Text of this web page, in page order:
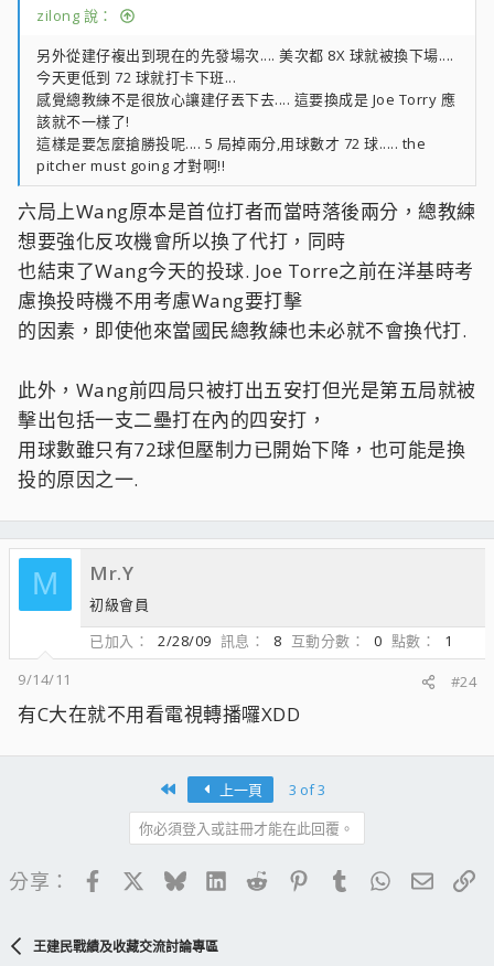
zilong 說：
另外從建仔複出到現在的先發場次.... 美次都 8X 球就被換下場....
今天更低到 72 球就打卡下班...
感覺總教練不是很放心讓建仔丟下去.... 這要換成是 Joe Torry 應
該就不一樣了!
這樣是要怎麼搶勝投呢.... 5 局掉兩分,用球數才 72 球..... the
pitcher must going 才對啊!!
六局上Wang原本是首位打者而當時落後兩分，總教練
想要強化反攻機會所以換了代打，同時
也結束了Wang今天的投球. Joe Torre之前在洋基時考
慮換投時機不用考慮Wang要打擊
的因素，即使他來當國民總教練也未必就不會換代打.
此外，Wang前四局只被打出五安打但光是第五局就被
擊出包括一支二壘打在內的四安打，
用球數雖只有72球但壓制力已開始下降，也可能是換
投的原因之一.
M Mr.Y
初級會員
已加入
2/28/09 訊息 8 互動分數 0 點數
1
9/14/11
#24
有C大在就不用看電視轉播囉XDD
上一頁
3 of 3
你必須登入或註冊才能在此回覆。
分享： FacebookBlueskyLinkedIn
Reddit PinterestTumblrWhatsApp
電子
王建民戰績及收藏交流討論專區